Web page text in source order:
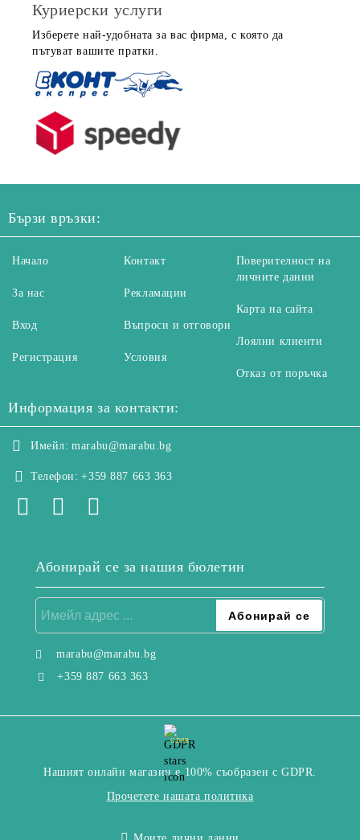
Куриерски услуги
Изберете най-удобната за вас фирма, с която да
пътуват вашите пратки.
Бързи връзки:
Начало
За нас
Вход
Регистрация
Контакт
Рекламации
Въпроси и отговори
Условия
Поверителност на
личните данни
Карта на сайта
Лоялни клиенти
Отказ от поръчка
Информация за контакти:
Имейл: marabu@marabu.bg
Телефон: +359 887 663 363
Абонирай се за нашия бюлетин
marabu@marabu.bg
+359 887 663 363
GDPR
Нашият онлайн магазин е 100% съобразен с GDPR.
Прочетете нашата политика